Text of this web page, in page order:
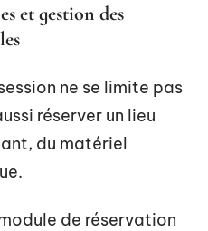
et gestion des
ne se limite pas
réserver un lieu
du matériel
de réservation